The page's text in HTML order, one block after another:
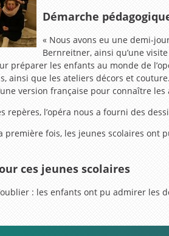
Démarche
« Nous avons eu une demi-
Bernreitner, ainsi qu’une
préparer les enfants au monde de
ainsi que les ateliers décors et
version française pour connaître
repères, l’opéra nous a fourni des
première fois, les jeunes scolaires
ces jeunes scolaires
: les enfants ont pu admirer